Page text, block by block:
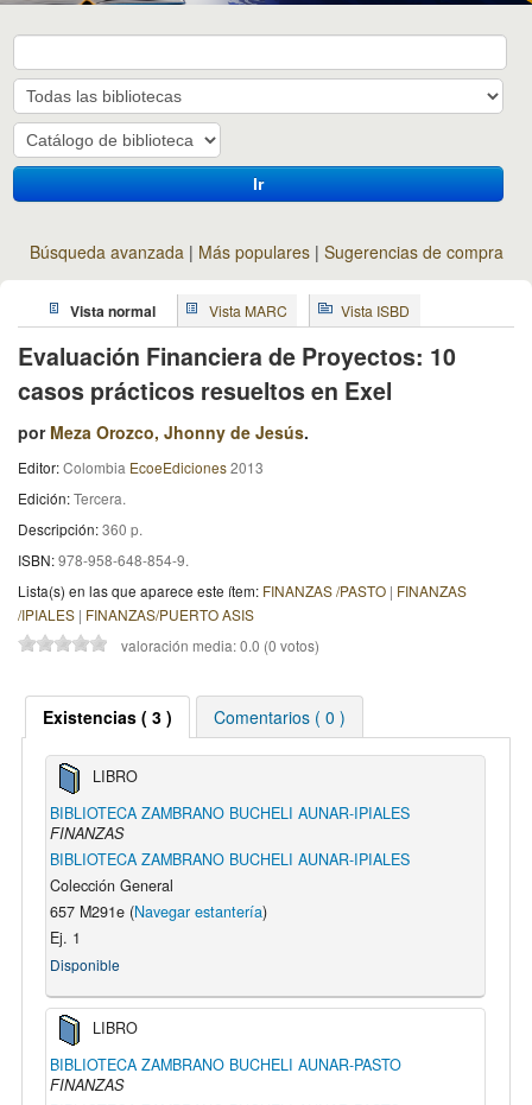
Ir
Búsqueda avanzada Más populares Sugerencias de compra
Vista normal Vista MARC Vista ISBD
Evaluación Financiera de Proyectos: 10
casos prácticos resueltos en Exel
por Meza Orozco, Jhonny de Jesús.
Editor:Colombia EcoeEdiciones2013
Edición:Tercera.
Descripción:360 p.
ISBN:978-958-648-854-9.
Lista(s) en las que aparece este ítem: FINANZAS /PASTO | FINANZAS
/IPIALES | FINANZAS/PUERTO ASIS
valoración media: 0.0 (0 votos)
Existencias ( 3 ) Comentarios ( 0 )
LIBRO
BIBLIOTECA ZAMBRANO BUCHELI AUNAR-IPIALES
FINANZAS
BIBLIOTECA ZAMBRANO BUCHELI AUNAR-IPIALES
Colección General
657 M291e (Navegar estantería)
Ej. 1
Disponible
LIBRO
BIBLIOTECA ZAMBRANO BUCHELI AUNAR-PASTO
FINANZAS